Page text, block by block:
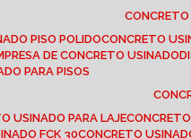
PISO POLIDO CONCRETO
DE CONCRETO USINADO
PARA PISOS
USINADO PARA LAJE
FCK 30 CONCRETO